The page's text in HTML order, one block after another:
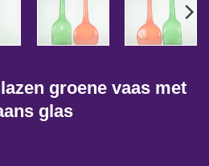
groene vaas met
glas